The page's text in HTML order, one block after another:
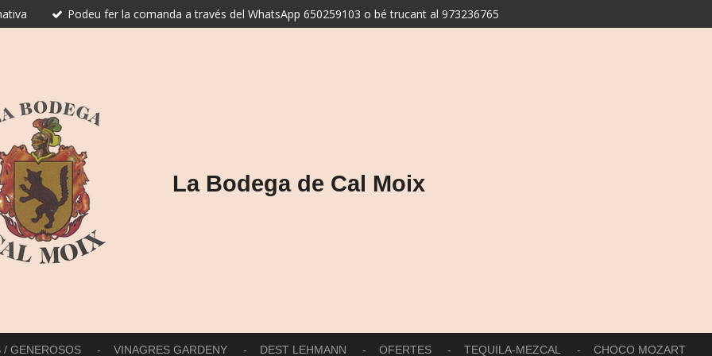
Podeu fer la comanda a través del WhatsApp 650259103 o bé trucant al 973236765
La Bodega de Cal Moix
/ GENEROSOS VINAGRES GARDENY DEST LEHMANN OFERTES TEQUILA-MEZCAL CHOCO MOZART